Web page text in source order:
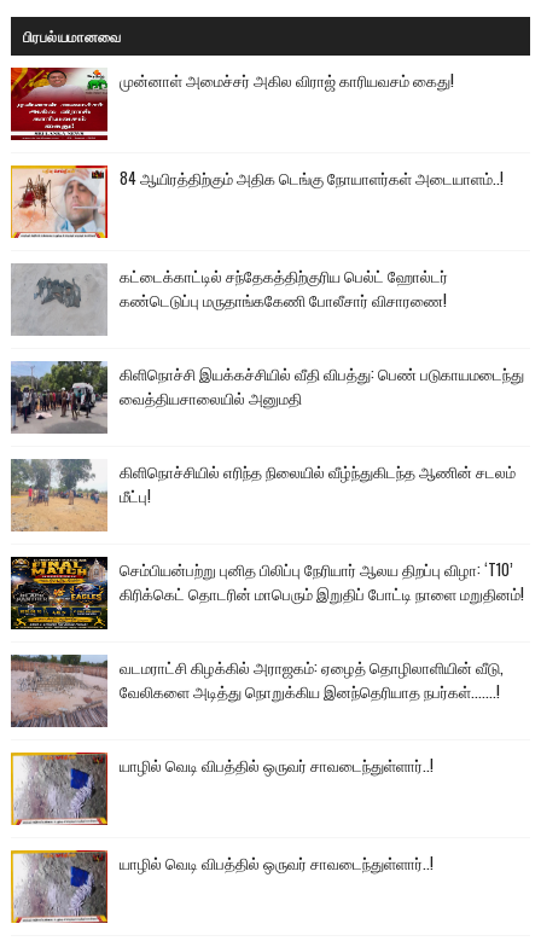
பிரபல்யமானவை
முன்னாள் அமைச்சர் அகில விராஜ் காரியவசம் கைது!
84 ஆயிரத்திற்கும் அதிக டெங்கு நோயாளர்கள் அடையாளம்..!
கட்டைக்காட்டில் சந்தேகத்திற்குரிய பெல்ட் ஹோல்டர்
கண்டெடுப்பு மருதாங்ககேணி போலீசார் விசாரணை!
கிளிநொச்சி இயக்கச்சியில் வீதி விபத்து: பெண் படுகாயமடைந்து
வைத்தியசாலையில் அனுமதி
கிளிநொச்சியில் எரிந்த நிலையில் வீழ்ந்துகிடந்த ஆணின் சடலம்
மீட்பு!
செம்பியன்பற்று புனித பிலிப்பு நேரியார் ஆலய திறப்பு விழா: ‘T10’
கிரிக்கெட் தொடரின் மாபெரும் இறுதிப் போட்டி நாளை மறுதினம்!
வடமராட்சி கிழக்கில் அராஜகம்: ஏழைத் தொழிலாளியின் வீடு,
வேலிகளை அடித்து நொறுக்கிய இனந்தெரியாத நபர்கள்.......!
யாழில் வெடி விபத்தில் ஒருவர் சாவடைந்துள்ளார்..!
யாழில் வெடி விபத்தில் ஒருவர் சாவடைந்துள்ளார்..!